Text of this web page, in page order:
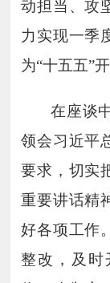
动担当、攻
力实现一季
为“十五五”
在座谈
领会习近平
要求，切实
重要讲话精
好各项工作
整改，及时